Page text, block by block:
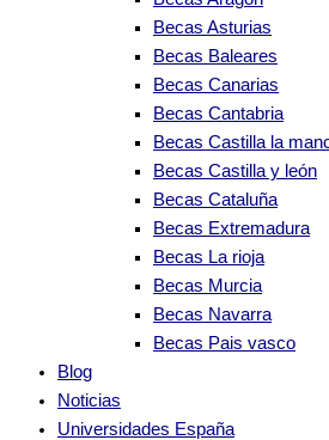
Becas Asturias
Becas Baleares
Becas Canarias
Becas Cantabria
Becas Castilla la
Becas Castilla y león
Becas Cataluña
Becas Extremadura
Becas La rioja
Becas Murcia
Becas Navarra
Becas Pais vasco
Blog
Noticias
Universidades España